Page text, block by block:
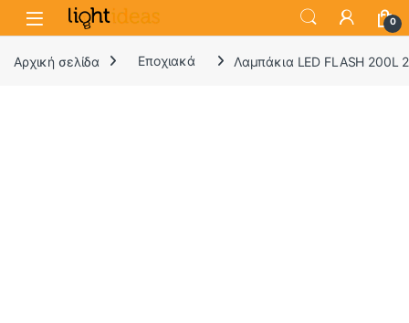
0
Αρχική σελίδα Εποχιακά Λαμπάκια LED FLASH 200L